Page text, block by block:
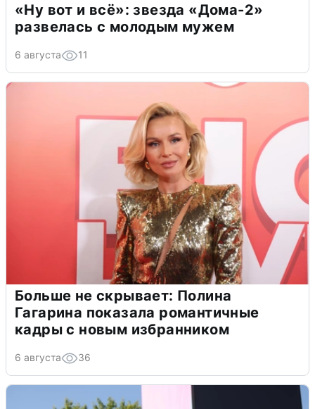
«Ну вот и всё»: звезда «Дома-2»
развелась с молодым мужем
6 августа 11
Больше не скрывает: Полина
Гагарина показала романтичные
кадры с новым избранником
6 августа 36